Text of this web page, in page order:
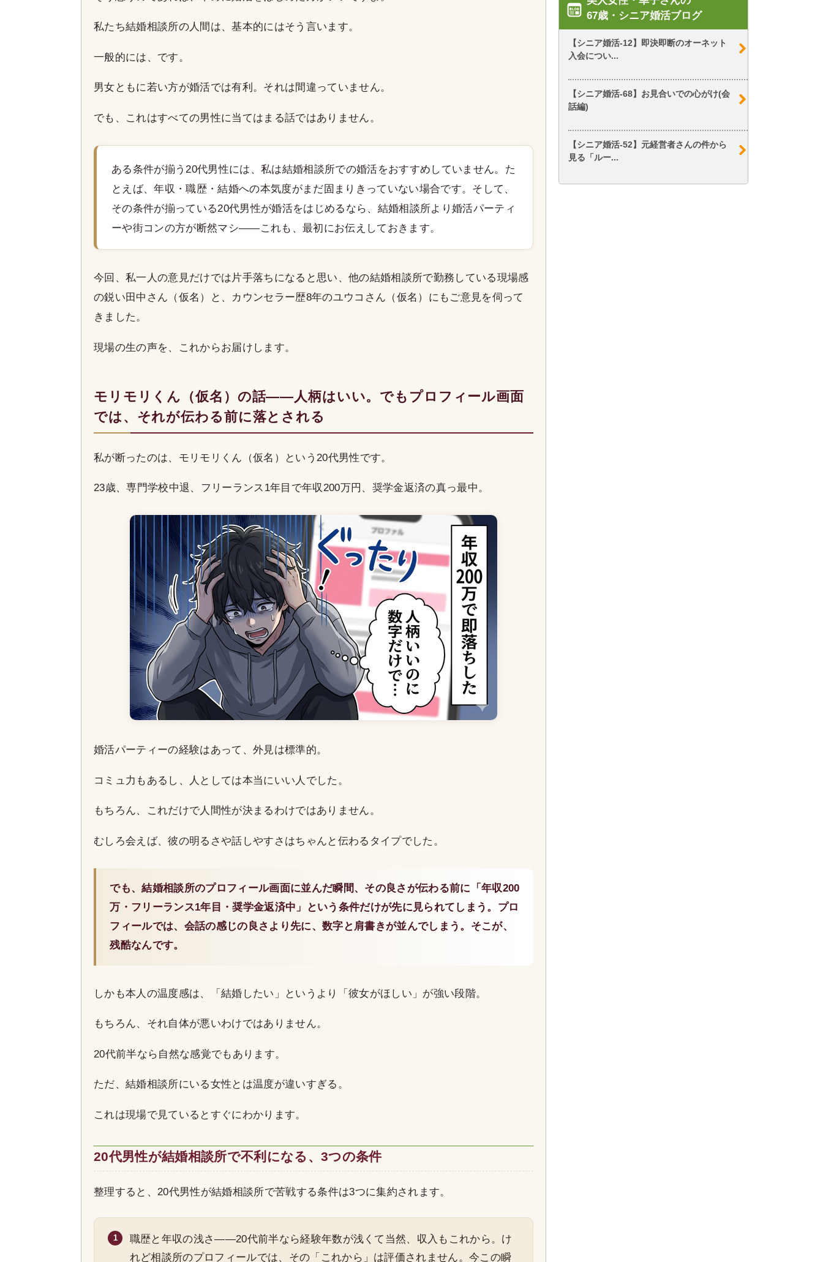
私たち結婚相談所の人間は、基本的にはそう言います。
一般的には、です。
男女ともに若い方が婚活では有利。それは間違っていません。
でも、これはすべての男性に当てはまる話ではありません。
ある条件が揃う20代男性には、私は結婚相談所での婚活をおすすめしていません。た
とえば、年収・職歴・結婚への本気度がまだ固まりきっていない場合です。そして、
その条件が揃っている20代男性が婚活をはじめるなら、結婚相談所より婚活パーティ
ーや街コンの方が断然マシ——これも、最初にお伝えしておきます。
今回、私一人の意見だけでは片手落ちになると思い、他の結婚相談所で勤務している現場感
の鋭い田中さん（仮名）と、カウンセラー歴8年のユウコさん（仮名）にもご意見を伺って
きました。
現場の生の声を、これからお届けします。
モリモリくん（仮名）の話——人柄はいい。でもプロフィール画面
では、それが伝わる前に落とされる
私が断ったのは、モリモリくん（仮名）という20代男性です。
23歳、専門学校中退、フリーランス1年目で年収200万円、奨学金返済の真っ最中。
婚活パーティーの経験はあって、外見は標準的。
コミュ力もあるし、人としては本当にいい人でした。
もちろん、これだけで人間性が決まるわけではありません。
むしろ会えば、彼の明るさや話しやすさはちゃんと伝わるタイプでした。
でも、結婚相談所のプロフィール画面に並んだ瞬間、その良さが伝わる前に「年収200
万・フリーランス1年目・奨学金返済中」という条件だけが先に見られてしまう。プロ
フィールでは、会話の感じの良さより先に、数字と肩書きが並んでしまう。そこが、
残酷なんです。
しかも本人の温度感は、「結婚したい」というより「彼女がほしい」が強い段階。
もちろん、それ自体が悪いわけではありません。
20代前半なら自然な感覚でもあります。
ただ、結婚相談所にいる女性とは温度が違いすぎる。
これは現場で見ているとすぐにわかります。
20代男性が結婚相談所で不利になる、3つの条件
整理すると、20代男性が結婚相談所で苦戦する条件は3つに集約されます。
職歴と年収の浅さ——20代前半なら経験年数が浅くて当然、収入もこれから。け
れど相談所のプロフィールでは、その「これから」は評価されません。今この瞬
67歳・シニア婚活ブログ
【シニア婚活-12】即決即断のオーネット
入会につい...
【シニア婚活-68】お見合いでの心がけ(会
話編)
【シニア婚活-52】元経営者さんの件から
見る「ルー...